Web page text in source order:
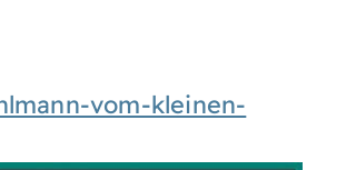
vom-kleinen-